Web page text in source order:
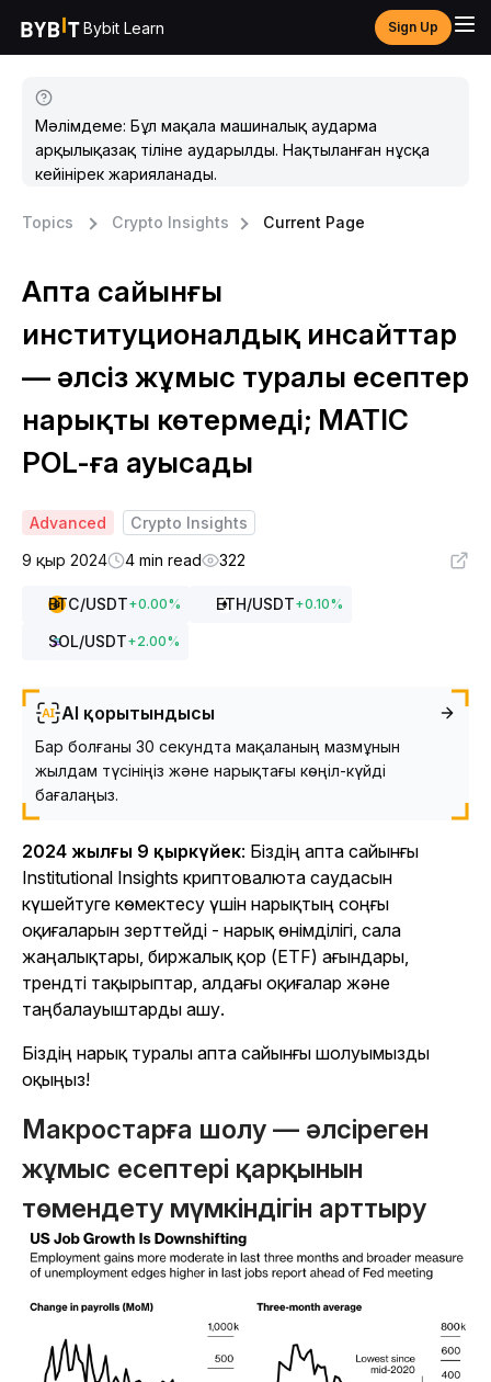
Bybit Learn Sign Up
Мәлімдеме: Бұл мақала машиналық аударма
арқылықазақ тіліне аударылды. Нақтыланған нұсқа
кейінірек жарияланады.
Topics Crypto Insights Current Page
Апта сайынғы
институционалдық инсайттар
— әлсіз жұмыс туралы есептер
нарықты көтермеді; MATIC
POL-ға ауысады
Advanced
Crypto Insights
9 қыр 2024
4 min read 322
BTC/USDT+0.00% ETH/USDT+0.10%
SOL/USDT+2.00%
AI қорытындысы
Бар болғаны 30 секундта мақаланың мазмұнын
жылдам түсініңіз және нарықтағы көңіл-күйді
бағалаңыз.
2024 жылғы 9 қыркүйек: Біздің апта сайынғы
Institutional Insights криптовалюта саудасын
күшейтуге көмектесу үшін нарықтың соңғы
оқиғаларын зерттейді - нарық өнімділігі, сала
жаңалықтары, биржалық қор (ETF) ағындары,
трендті тақырыптар, алдағы оқиғалар және
таңбалауыштарды ашу.
Біздің нарық туралы апта сайынғы шолуымызды
оқыңыз!
Макростарға шолу — әлсіреген
жұмыс есептері қарқынын
төмендету мүмкіндігін арттыру